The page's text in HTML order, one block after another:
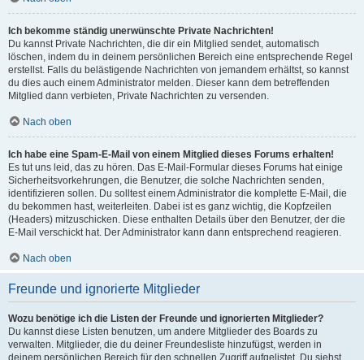
Ich bekomme ständig unerwünschte Private Nachrichten!
Du kannst Private Nachrichten, die dir ein Mitglied sendet, automatisch
löschen, indem du in deinem persönlichen Bereich eine entsprechende Regel
erstellst. Falls du belästigende Nachrichten von jemandem erhältst, so kannst
du dies auch einem Administrator melden. Dieser kann dem betreffenden
Mitglied dann verbieten, Private Nachrichten zu versenden.
Nach oben
Ich habe eine Spam-E-Mail von einem Mitglied dieses Forums erhalten!
Es tut uns leid, das zu hören. Das E-Mail-Formular dieses Forums hat einige
Sicherheitsvorkehrungen, die Benutzer, die solche Nachrichten senden,
identifizieren sollen. Du solltest einem Administrator die komplette E-Mail, die
du bekommen hast, weiterleiten. Dabei ist es ganz wichtig, die Kopfzeilen
(Headers) mitzuschicken. Diese enthalten Details über den Benutzer, der die
E-Mail verschickt hat. Der Administrator kann dann entsprechend reagieren.
Nach oben
Freunde und ignorierte Mitglieder
Wozu benötige ich die Listen der Freunde und ignorierten Mitglieder?
Du kannst diese Listen benutzen, um andere Mitglieder des Boards zu
verwalten. Mitglieder, die du deiner Freundesliste hinzufügst, werden in
deinem persönlichen Bereich für den schnellen Zugriff aufgelistet. Du siehst